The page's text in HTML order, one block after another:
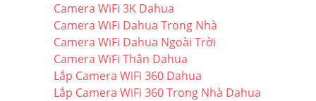
Camera WiFi 3K Dahua
Camera WiFi Dahua Trong Nhà
Camera WiFi Dahua Ngoài Trời
Camera WiFi Thân Dahua
Lắp Camera WiFi 360 Dahua
Lắp Camera WiFi 360 Trong Nhà Dahua